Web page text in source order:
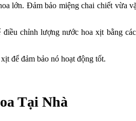
lớn. Đảm bảo miệng chai chiết vừa
chỉnh lượng nước hoa xịt bằng
để đảm bảo nó hoạt động tốt.
Tại Nhà